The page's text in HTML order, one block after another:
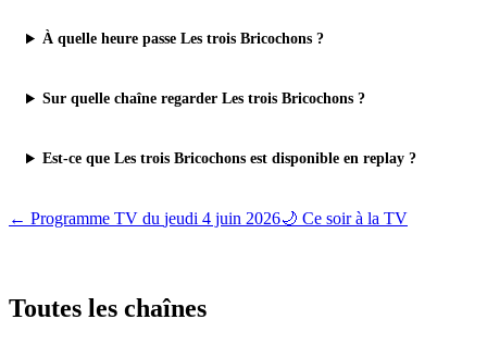
À quelle heure passe Les trois Bricochons ?
Sur quelle chaîne regarder Les trois Bricochons ?
Est-ce que Les trois Bricochons est disponible en replay ?
← Programme TV du jeudi 4 juin 2026🌙 Ce soir à la TV
Toutes les chaînes